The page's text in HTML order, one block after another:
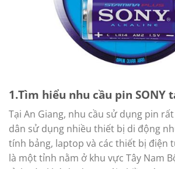
1.Tìm hiểu nhu cầu pin SONY
Tại An Giang, nhu cầu sử dụng pin
dân sử dụng nhiều thiết bị di động
tính bảng, laptop và các thiết bị điện
là một tỉnh nằm ở khu vực Tây Nam